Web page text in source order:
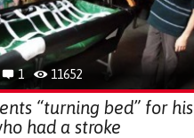
1 11652
“turning bed” for his
had a stroke